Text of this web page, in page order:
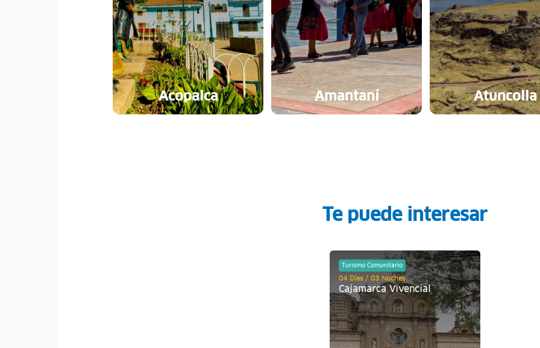
Acopalca Amantaní Atuncolla
Te puede interesar
Turismo Comunitario
04 Días / 03 Noches
Cajamarca Vivencial